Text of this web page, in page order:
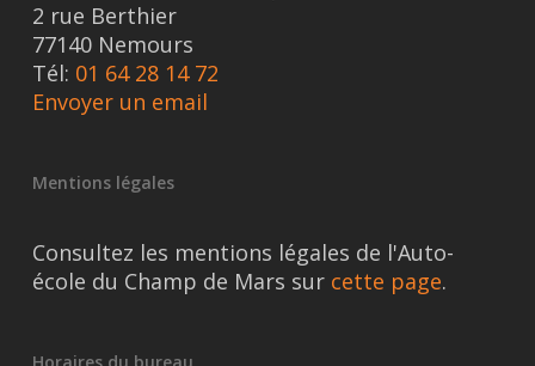
2 rue Berthier
77140 Nemours
Tél: 01 64 28 14 72
Envoyer un email
Mentions légales
Consultez les mentions légales de l'Auto-
école du Champ de Mars sur cette page.